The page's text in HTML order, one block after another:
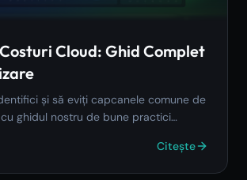
Cloud: Ghid Complet
și să eviți capcanele comune de
ghidul nostru de bune practici
Citește